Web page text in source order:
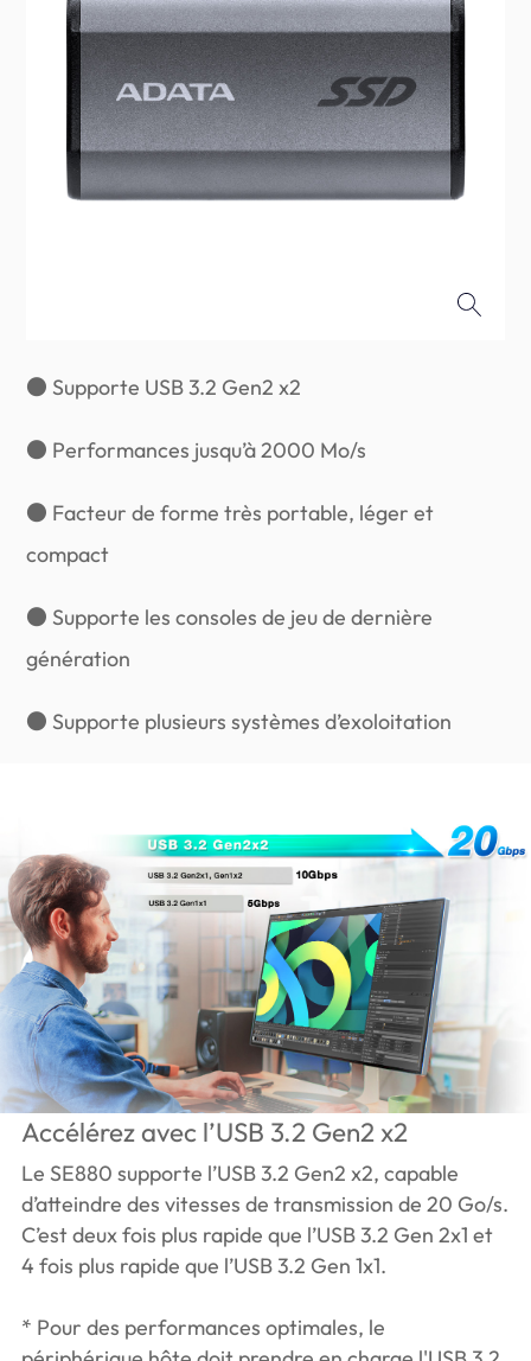
● Supporte USB 3.2 Gen2 x2
● Performances jusqu’à 2000 Mo/s
● Facteur de forme très portable, léger et
compact
● Supporte les consoles de jeu de dernière
génération
● Supporte plusieurs systèmes d’exoloitation
Accélérez avec l’USB 3.2 Gen2 x2
Le SE880 supporte l’USB 3.2 Gen2 x2, capable
d’atteindre des vitesses de transmission de 20 Go/s.
C’est deux fois plus rapide que l’USB 3.2 Gen 2x1 et
4 fois plus rapide que l’USB 3.2 Gen 1x1.
* Pour des performances optimales, le